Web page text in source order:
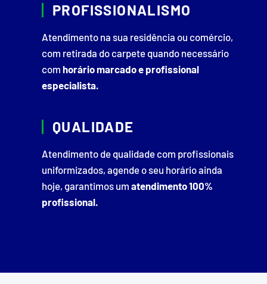
PROFISSIONALISMO
Atendimento na sua residência ou comércio,
com retirada do carpete quando necessário
com horário marcado e profissional
especialista.
QUALIDADE
Atendimento de qualidade com profissionais
uniformizados, agende o seu horário ainda
hoje, garantimos um atendimento 100%
profissional.